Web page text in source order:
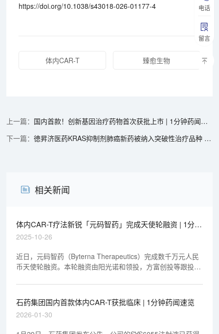
电话
留言
https://doi.org/10.1038/s43018-026-01177-4
体内CAR-T 臻愈生物
国内首款！创新基因治疗药物首次获批上市 | 1分钟药闻速览
徳昇济医药KRAS抑制剂肺癌新药被纳入突破性治疗品种 | 1分钟药闻速览
相关新闻
体内CAR-T疗法新锐「元码智药」完成天使轮融资 | 1分钟
药闻速览
2025-10-26
近日，元码智药（Byterna Therapeutics）完成数千万元人民
币天使轮融资。本轮融资由阳光诺和领投，方富创投等跟投。
开发与IIT临床研究。
石药集团国内首款体内CAR-T获批临床 | 1分钟药闻速览
2026-01-30